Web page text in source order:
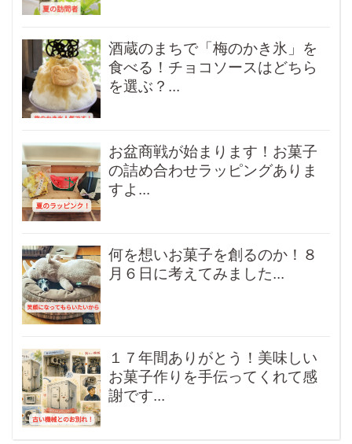
酒蔵のまちで「梅のかき氷」を
食べる！チョコソースはどちら
を選ぶ？...
お盆商戦が始まります！お菓子
の詰め合わせラッピングありま
すよ...
何を想いお菓子を創るのか！８
月６日に考えてみました...
１７年間ありがとう！美味しい
お菓子作りを手伝ってくれて感
謝です...